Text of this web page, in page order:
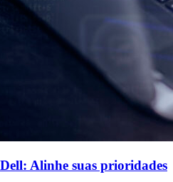
Alinhe suas prioridades